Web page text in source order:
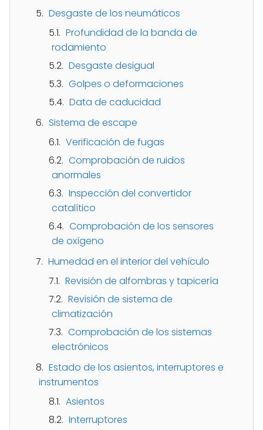
Desgaste de los neumáticos
Profundidad de la banda de
rodamiento
Desgaste desigual
Golpes o deformaciones
Data de caducidad
Sistema de escape
Verificación de fugas
Comprobación de ruidos
anormales
Inspección del convertidor
catalítico
Comprobación de los sensores
de oxígeno
Humedad en el interior del vehículo
Revisión de alfombras y tapicería
Revisión de sistema de
climatización
Comprobación de los sistemas
electrónicos
Estado de los asientos, interruptores e
instrumentos
Asientos
Interruptores